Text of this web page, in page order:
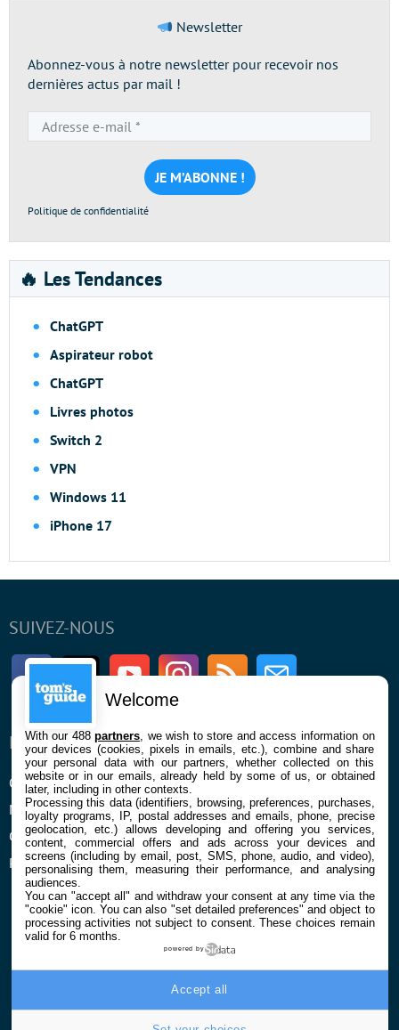
Newsletter
Abonnez-vous à notre newsletter pour recevoir nos
dernières actus par mail !
e-
mail
*
Politique de confidentialité
🔥 Les Tendances
ChatGPT
Aspirateur robot
ChatGPT
Livres photos
Switch 2
VPN
Windows 11
iPhone 17
SUIVEZ-NOUS
FacebookTwitter Youtube InstagramRSS Newsletter
ENTREPRISE
Qui sommes nous
Mentions légales et CGU
Confidentialité et Cookies
Préférences cookies
À PROPOS
La rédaction
Contact
Welcome
With our 488partners , we wish to store and access information on
your devices (cookies, pixels in emails, etc.), combine and share
your personal data with our partners, whether collected on this
website or in our emails, already held by some of us, or obtained
later, including in other contexts.
Processing this data (identifiers, browsing, preferences, purchases,
loyalty programs, IP, postal addresses and emails, phone, precise
geolocation, etc.) allows developing and offering you services,
content, commercial offers and ads across your devices and
screens (including by email, post, SMS, phone, audio, and video),
personalising them, measuring their performance, and analysing
audiences.
You can "accept all" and withdraw your consent at any time via the
"cookie" icon. You can also "set detailed preferences" and object to
processing activities not subject to consent. These choices remain
valid for 6 months.
powered by
Accept all